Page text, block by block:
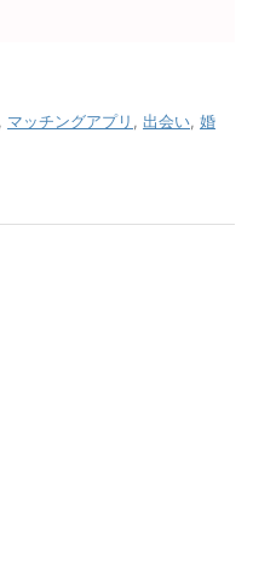
マッチングアプリ 出会い 婚